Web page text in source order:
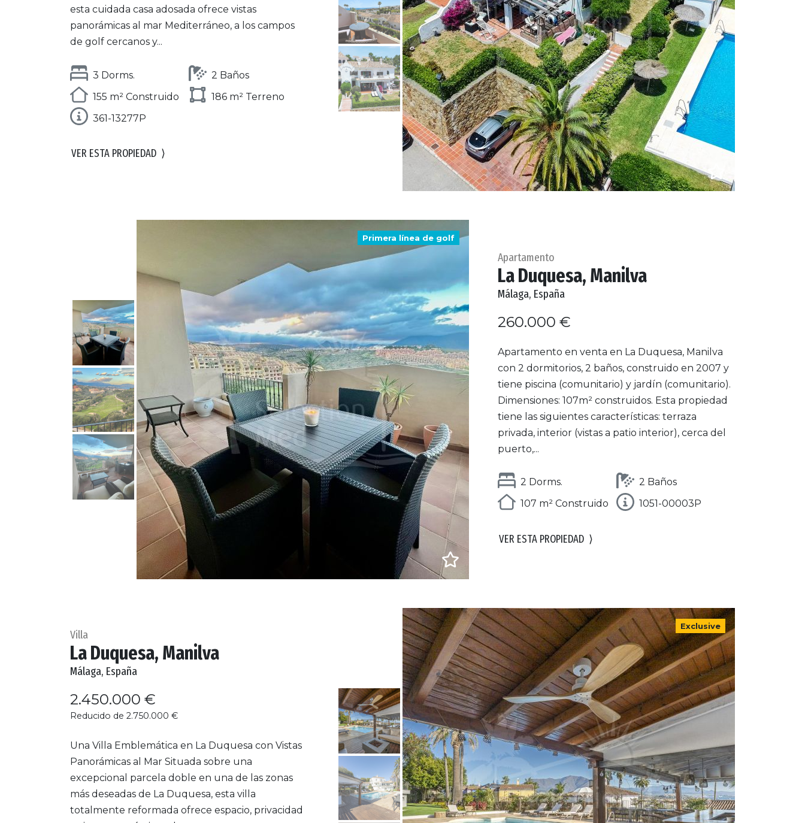
esta cuidada casa adosada ofrece vistas
panorámicas al mar Mediterráneo, a los campos
de golf cercanos y...
3 Dorms.
2 Baños
155 m² Construido
186 m² Terreno
361-13277P
VER ESTA PROPIEDAD ⟩
Primera línea de golf
Apartamento
La Duquesa, Manilva
Málaga, España
260.000 €
Apartamento en venta en La Duquesa, Manilva
con 2 dormitorios, 2 baños, construido en 2007 y
tiene piscina (comunitario) y jardín (comunitario).
Dimensiones: 107m² construidos. Esta propiedad
tiene las siguientes características: terraza
privada, interior (vistas a patio interior), cerca del
puerto,...
2 Dorms.
2 Baños
107 m² Construido
1051-00003P
VER ESTA PROPIEDAD ⟩
Exclusive
Villa
La Duquesa, Manilva
Málaga, España
2.450.000 €
Reducido de 2.750.000 €
Una Villa Emblemática en La Duquesa con Vistas
Panorámicas al Mar Situada sobre una
excepcional parcela doble en una de las zonas
más deseadas de La Duquesa, esta villa
totalmente reformada ofrece espacio, privacidad